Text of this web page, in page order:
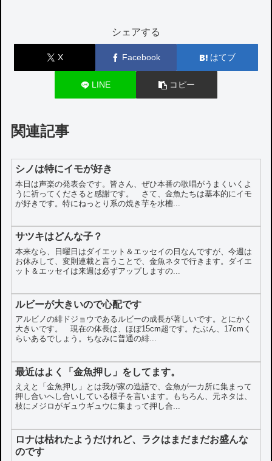
シェアする
X Facebook はてブ
LINE コピー
関連記事
シノは特にイモが好き
本日は声楽の発表会です。皆さん、ぜひ本番の歌唱がうまくいくよ
うに祈ってくださると感謝です。 さて、金魚たちは基本的にイモ
が好きです。特にねっとり系の焼き芋を水槽...
サツキはどんな子？
本来なら、日曜日はダイエット＆エッセイの日なんですが、今週は
お休みして、変則連載と言うことで、金魚ネタで行きます。ダイエ
ット＆エッセイは来週は必ずアップしますの...
ルビーが大きいので心配です
アルビノの緋ドジョウであるルビーの成長が著しいです。とにかく
大きいです。 現在の体長は、ほぼ15cm超です。たぶん、17cmく
らいあるでしょう。ちなみに普通の緋...
最近はよく「金魚押し」をしてます。
ええと「金魚押し」とは我が家の造語で、金魚が一カ所に集まって
押し合いへし合いしている様子を言います。もちろん、元ネタは、
枝にメジロがギュウギュウに集まって押し合...
ロナは枯れたようだけれど、ラクはまだまだお盛んな
のです